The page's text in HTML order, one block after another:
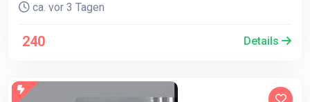
ca. vor 3 Tagen
240 Details